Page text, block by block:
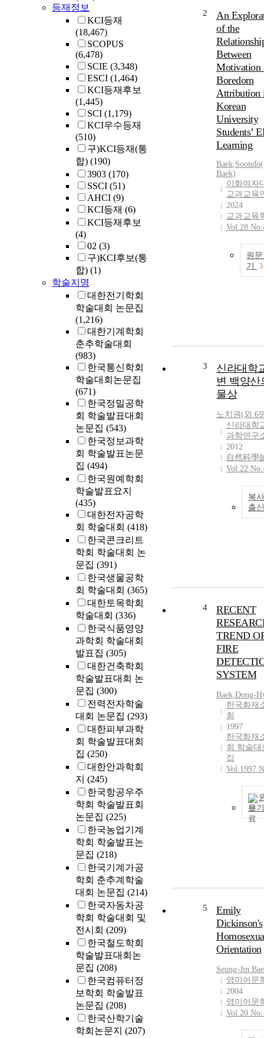
등재정보
KCI등재
(18,467)
SCOPUS
(6,478)
SCIE (3,348)
ESCI (1,464)
KCI등재후보
(1,445)
SCI (1,179)
KCI우수등재
(510)
구)KCI등재(통
합) (190)
3903 (170)
SSCI (51)
AHCI (9)
KCI등재 (6)
KCI등재후보
(4)
02 (3)
구)KCI후보(통
합) (1)
학술지명
대한전기학회
학술대회 논문집
(1,216)
대한기계학회
춘추학술대회
(983)
한국통신학회
학술대회논문집
(671)
한국정밀공학
회 학술발표대회
논문집 (543)
한국정보과학
회 학술발표논문
집 (494)
한국원예학회
학술발표요지
(435)
대한전자공학
회 학술대회 (418)
한국콘크리트
학회 학술대회 논
문집 (391)
한국생물공학
회 학술대회 (365)
대한토목학회
학술대회 (336)
한국식품영양
과학회 학술대회
발표집 (305)
대한건축학회
학술발표대회 논
문집 (300)
전력전자학술
대회 논문집 (293)
대한피부과학
회 학술발표대회
집 (250)
대한안과학회
지 (245)
한국항공우주
학회 학술발표회
논문집 (225)
한국농업기계
학회 학술발표논
문집 (218)
한국기계가공
학회 춘추계학술
대회 논문집 (214)
한국자동차공
학회 학술대회 및
전시회 (209)
한국철도학회
학술발표대회논
문집 (208)
한국컴퓨터정
보학회 학술발표
논문집 (208)
한국산학기술
학회논문지 (207)
2
An
of the
Between
Motivation
Boredom
Attribution
Korean
University
Students’
Learning
Baek,
Baek)
이화여자
교과교육
2024
교과교육
Vol.28
원
기
3
3
신라대학
변 백양산
물상
노치권(외 6
신라대학
과학연구
2012
自然科學
Vol.22
복
출
4
RECENT
TREND
FIRE
SYSTEM
Baek,Dong-
한국화재
회
1997
한국화재
회 학술대
집
Vol.1997
보기
5
Emily
Dickinson's
Orientation
Seung-Jin
영미어문
2004
영미어문
Vol.20